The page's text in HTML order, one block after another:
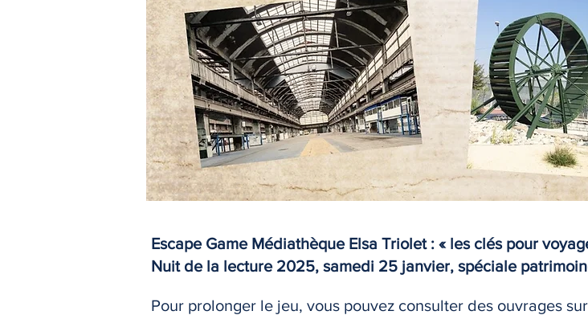
Escape Game Médiathèque Elsa Triolet : « les clés pour
Nuit de la lecture 2025, samedi 25 janvier, spéciale
Pour prolonger le jeu, vous pouvez consulter des ouvrages